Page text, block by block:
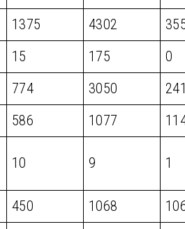
1375 4302
15 175
0
774 3050
586 1077
10 9 1
450 1068